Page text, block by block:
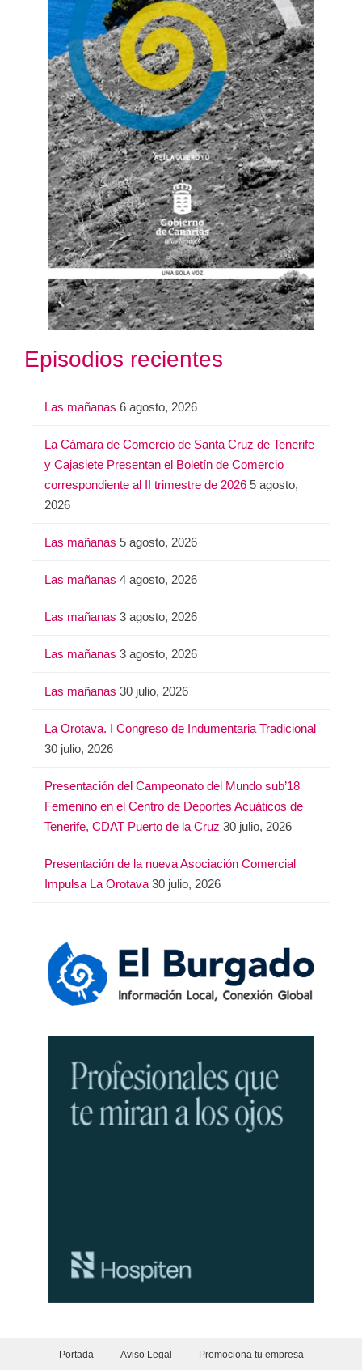
Episodios recientes
Las mañanas 6 agosto, 2026
La Cámara de Comercio de Santa Cruz de Tenerife
y Cajasiete Presentan el Boletín de Comercio
correspondiente al II trimestre de 2026 5 agosto,
2026
Las mañanas 5 agosto, 2026
Las mañanas 4 agosto, 2026
Las mañanas 3 agosto, 2026
Las mañanas 3 agosto, 2026
Las mañanas 30 julio, 2026
La Orotava. I Congreso de Indumentaria Tradicional
30 julio, 2026
Presentación del Campeonato del Mundo sub’18
Femenino en el Centro de Deportes Acuáticos de
Tenerife, CDAT Puerto de la Cruz 30 julio, 2026
Presentación de la nueva Asociación Comercial
Impulsa La Orotava 30 julio, 2026
Portada Aviso Legal Promociona tu empresa